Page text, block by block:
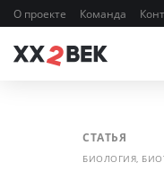
О проекте Команда
СТАТЬЯ
БИОЛОГИЯ,